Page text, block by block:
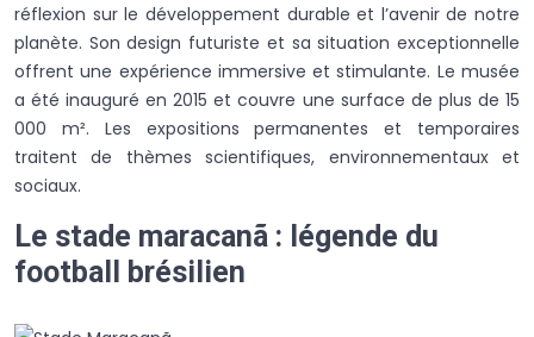
réflexion sur le développement durable et l’avenir de notre
planète. Son design futuriste et sa situation exceptionnelle
offrent une expérience immersive et stimulante. Le musée
a été inauguré en 2015 et couvre une surface de plus de 15
000 m². Les expositions permanentes et temporaires
traitent de thèmes scientifiques, environnementaux et
sociaux.
Le stade maracanã : légende du
football brésilien